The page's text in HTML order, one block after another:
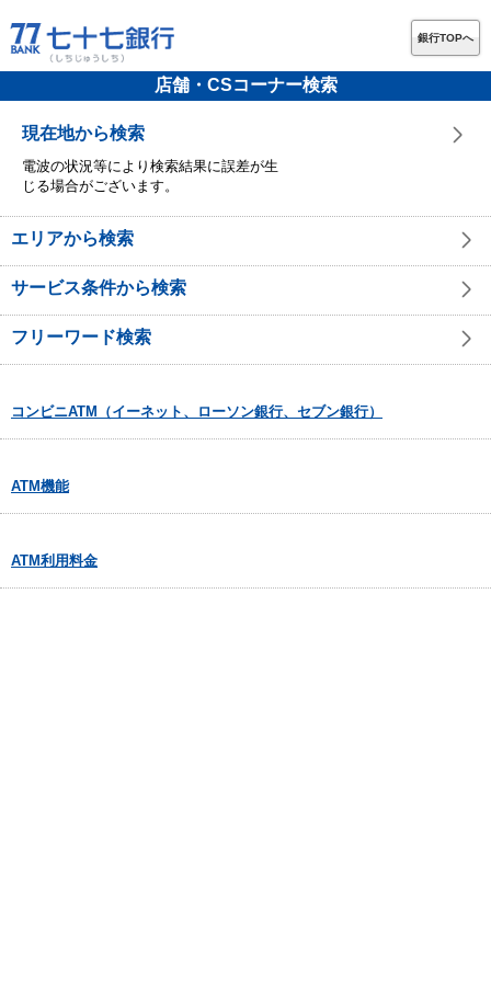
銀行TOPへ
店舗・CSコーナー検索
現在地から検索
電波の状況等により検索結果に誤差が生
じる場合がございます。
エリアから検索
サービス条件から検索
フリーワード検索
コンビニATM（イーネット、ローソン銀行、セブン銀行）
ATM機能
ATM利用料金